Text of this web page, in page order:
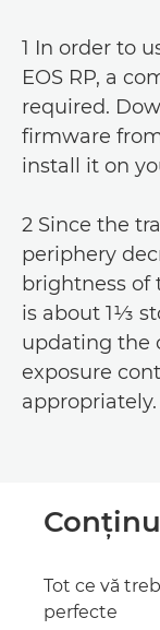
1 In order to
EOS RP, a
required.
firmware
install it on
2 Since the
periphery
brightness
is about 1⅓
updating the
exposure
appropriately.
Tot ce vă
perfecte